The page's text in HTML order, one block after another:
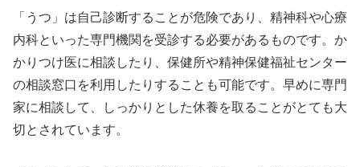
「うつ」は自己診断することが危険であり、精神科や心療
内科といった専門機関を受診する必要があるものです。か
かりつけ医に相談したり、保健所や精神保健福祉センター
の相談窓口を利用したりすることも可能です。早めに専門
家に相談して、しっかりとした休養を取ることがとても大
切とされています。